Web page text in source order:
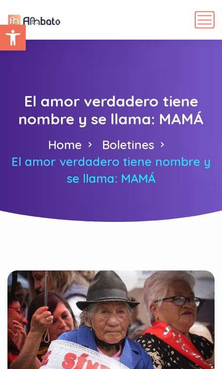
Abrir barra de herramientas
El amor verdadero tiene
nombre y se llama: MAMÁ
Home
Boletines
El amor verdadero tiene nombre y
se llama: MAMÁ